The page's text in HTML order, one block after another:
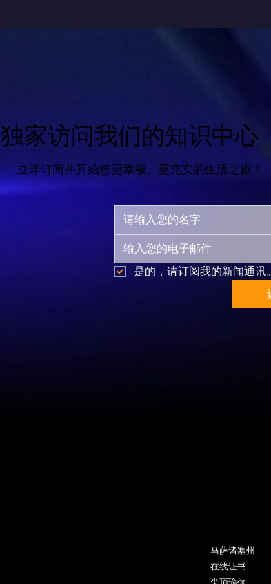
独家访问我们的知识中心
立即订阅并开始您更幸福、更充实的生活之旅！
是的，请订阅我的新闻通讯。
马萨诸塞州
在线证书